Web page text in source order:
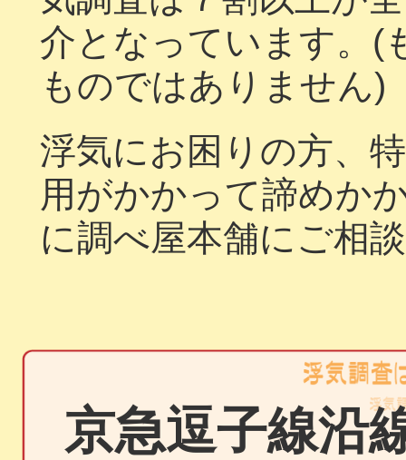
介となっています。(
ものではありません)
浮気にお困りの方、
用がかかって諦めか
に調べ屋本舗にご相
京急逗子線沿